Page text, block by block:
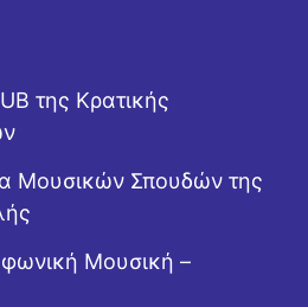
της Κρατικής
Μουσικών Σπουδών της
Μουσική –